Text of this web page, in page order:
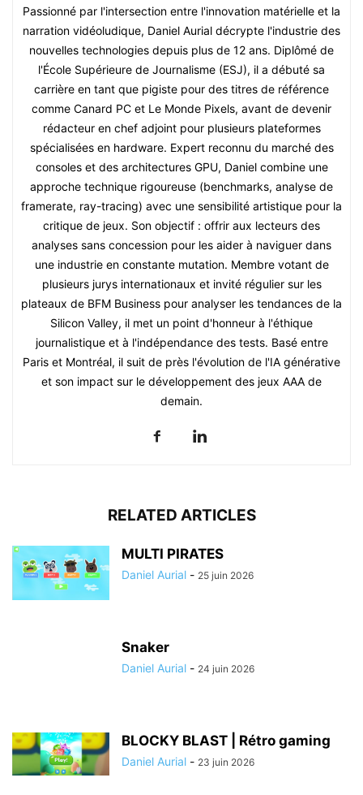
Passionné par l'intersection entre l'innovation matérielle et la
narration vidéoludique, Daniel Aurial décrypte l'industrie des
nouvelles technologies depuis plus de 12 ans. Diplômé de
l'École Supérieure de Journalisme (ESJ), il a débuté sa
carrière en tant que pigiste pour des titres de référence
comme Canard PC et Le Monde Pixels, avant de devenir
rédacteur en chef adjoint pour plusieurs plateformes
spécialisées en hardware. Expert reconnu du marché des
consoles et des architectures GPU, Daniel combine une
approche technique rigoureuse (benchmarks, analyse de
framerate, ray-tracing) avec une sensibilité artistique pour la
critique de jeux. Son objectif : offrir aux lecteurs des
analyses sans concession pour les aider à naviguer dans
une industrie en constante mutation. Membre votant de
plusieurs jurys internationaux et invité régulier sur les
plateaux de BFM Business pour analyser les tendances de la
Silicon Valley, il met un point d'honneur à l'éthique
journalistique et à l'indépendance des tests. Basé entre
Paris et Montréal, il suit de près l'évolution de l'IA générative
et son impact sur le développement des jeux AAA de
demain.
RELATED ARTICLES
MULTI PIRATES
Daniel Aurial - 25 juin 2026
Snaker
Daniel Aurial - 24 juin 2026
BLOCKY BLAST | Rétro gaming
Daniel Aurial - 23 juin 2026